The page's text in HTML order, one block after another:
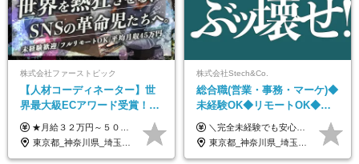
株式会社ファーストピック
【人材コーディネーター】世
界最大級ECアワード受賞！フ
ルリモート／未経験◎／月給
３２万円～／年休１３０日以
上／
★月給３２万円～５０万円＋インセンティブ賞与＋決算賞与★ （30時間の固定残業代、一律月54,750円を含む。超過分は支給） ※経験・スキルを考慮の上、決定 ※昇給：随時あり 【インセンティブについて】 自社サービスを提案し、サービス化した場合、一部の利益をインセンティブとして還元します。 試用期間中（6か月間）は、下記の給与となります。 【一都三県、大阪、名古屋、福岡の方】 月給２４万円～＋役職手当＋インセンティブ賞与 【一都三県以外の関東圏、九州、東北、北海道、その他地域の方】 月給２０万円～＋役職手当＋インセンティブ賞与 ※試用期間6ヶ月 ※試用期間中の待遇・福利厚生に差異はなし
東京都_神奈川県_埼玉県_千葉県_大阪府_愛知県_北海道_青森県_岩手県_宮城県_秋田県_山形県_福島県_茨城県_栃木県_群馬県_静岡県_岐阜県_三重県_兵庫県_京都府_滋賀県_奈良県_和歌山県_広島県_岡山県_鳥取県_島根県_山口県_福岡県_熊本県_佐賀県_長崎県_大分県_宮崎県_鹿児島県
株式会社Stech&Co.
総合職(営業・事務・マーケ)◆
未経験OK◆リモートOK◆学
歴不問◆20代活躍中！
＼完全未経験でも安心して年収UP可能です！／ -------------- 【1】営業 月給25万円～80万円＋賞与 【2】事務 月給21万円～50万円＋賞与 【3】マーケ 月給25万円～80万円＋賞与 ※試用期間3ヶ月間の待遇に変動はありません。 ※みなし残業代(月20時間分29,725円～)を含む。（※超過分は追加支給）
東京都_神奈川県_埼玉県_千葉県_大阪府_愛知県_北海道_青森県_岩手県_宮城県_秋田県_山形県_福島県_茨城県_栃木県_群馬県_新潟県_山梨県_長野県_富山県_石川県_福井県_静岡県_岐阜県_三重県_兵庫県_京都府_滋賀県_奈良県_和歌山県_広島県_岡山県_鳥取県_島根県_山口県_徳島県_香川県_愛媛県_高知県_福岡県_熊本県_佐賀県_長崎県_大分県_宮崎県_鹿児島県_沖縄県